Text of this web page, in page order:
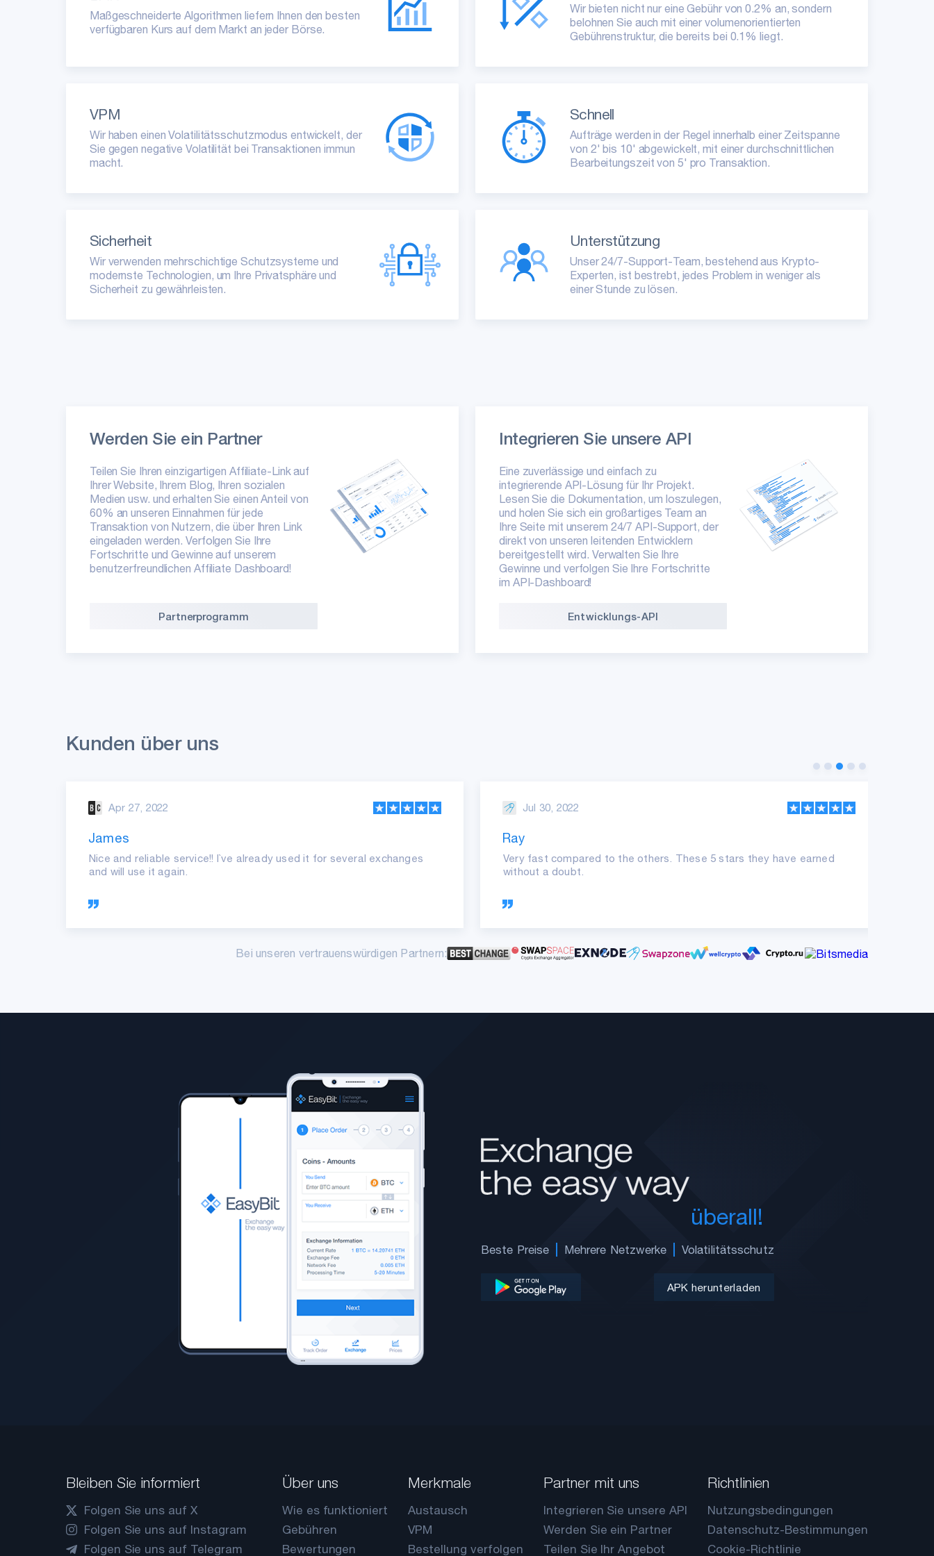
Maßgeschneiderte Algorithmen liefern Ihnen den besten
verfügbaren Kurs auf dem Markt an jeder Börse.
Wir bieten nicht nur eine Gebühr von 0.2% an, sondern
belohnen Sie auch mit einer volumenorientierten
Gebührenstruktur, die bereits bei 0.1% liegt.
VPM
Wir haben einen Volatilitätsschutzmodus entwickelt, der
Sie gegen negative Volatilität bei Transaktionen immun
macht.
Schnell
Aufträge werden in der Regel innerhalb einer Zeitspanne
von 2' bis 10' abgewickelt, mit einer durchschnittlichen
Bearbeitungszeit von 5' pro Transaktion.
Sicherheit
Wir verwenden mehrschichtige Schutzsysteme und
modernste Technologien, um Ihre Privatsphäre und
Sicherheit zu gewährleisten.
Unterstützung
Unser 24/7-Support-Team, bestehend aus Krypto-
Experten, ist bestrebt, jedes Problem in weniger als
einer Stunde zu lösen.
Werden Sie ein Partner
Teilen Sie Ihren einzigartigen Affiliate-Link auf
Ihrer Website, Ihrem Blog, Ihren sozialen
Medien usw. und erhalten Sie einen Anteil von
60% an unseren Einnahmen für jede
Transaktion von Nutzern, die über Ihren Link
eingeladen werden. Verfolgen Sie Ihre
Fortschritte und Gewinne auf unserem
benutzerfreundlichen Affiliate Dashboard!
Partnerprogramm
Integrieren Sie unsere API
Eine zuverlässige und einfach zu
integrierende API-Lösung für Ihr Projekt.
Lesen Sie die Dokumentation, um loszulegen,
und holen Sie sich ein großartiges Team an
Ihre Seite mit unserem 24/7 API-Support, der
direkt von unseren leitenden Entwicklern
bereitgestellt wird. Verwalten Sie Ihre
Gewinne und verfolgen Sie Ihre Fortschritte
im API-Dashboard!
Entwicklungs-API
Kunden über uns
Apr 27, 2022
James
Nice and reliable service!! I`ve already used it for several exchanges
and will use it again.
Jul 30, 2022
Ray
Very fast compared to the others. These 5 stars they have earned
without a doubt.
Bei unseren vertrauenswürdigen Partnern:
überall!
Beste Preise Mehrere Netzwerke Volatilitätsschutz
APK herunterladen
Bleiben Sie informiert
Folgen Sie uns auf X
Folgen Sie uns auf Instagram
Folgen Sie uns auf Telegram
Über uns
Wie es funktioniert
Gebühren
Bewertungen
Merkmale
Austausch
VPM
Bestellung verfolgen
Partner mit uns
Integrieren Sie unsere API
Werden Sie ein Partner
Teilen Sie Ihr Angebot
Richtlinien
Nutzungsbedingungen
Datenschutz-Bestimmungen
Cookie-Richtlinie